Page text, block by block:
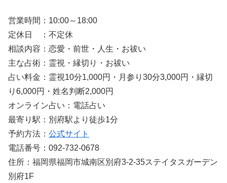
営業時間：10:00～18:00
定休日 ：不定休
相談内容：恋愛・前世・人生・お祓い
主な占術：霊視・縁切り・お祓い
占い料金：霊視10分1,000円・月参り30分3,000円・縁切
り6,000円・姓名判断2,000円
オンライン占い：電話占い
最寄り駅：別府駅より徒歩1分
予約方法： 公式サイト
電話番号：092-732-0678
住所：福岡県福岡市城南区別府3-2-35ステイタスガーデン
別府1F